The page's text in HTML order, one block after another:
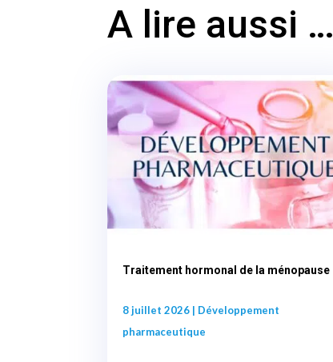
A lire aussi …
Traitement hormonal de la ménopause
8 juillet 2026 | Développement
pharmaceutique